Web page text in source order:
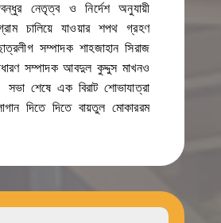
নেতৃত্ব ও নির্দেশ অনুযায়ী
চালিয়ে যাওয়ার শপথ গ্রহণ
সম্পাদক শাহজাহান সিরাজ
সম্পাদক আবদুল কুদ্দুস মাখনও
শেষে এক বিরাট শোভাযাত্রা
দিতে দিতে বায়তুল মোকাররম